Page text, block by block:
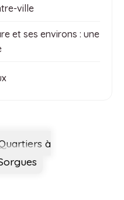
ville
et ses environs : une
à